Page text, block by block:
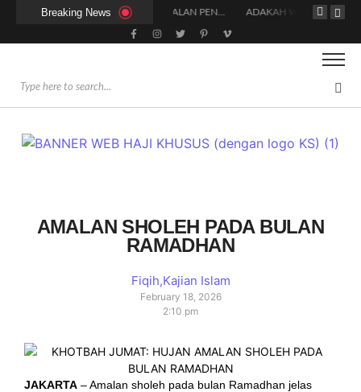
Breaking News
AMALAN SHOLEH PADA BULAN
RAMADHAN
Fiqih,Kajian Islam
February 18, 2026
2:10 pm
JAKARTA – Amalan sholeh pada bulan Ramadhan jelas